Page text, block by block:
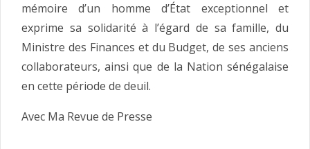
mémoire d’un homme d’État exceptionnel et
exprime sa solidarité à l’égard de sa famille, du
Ministre des Finances et du Budget, de ses anciens
collaborateurs, ainsi que de la Nation sénégalaise
en cette période de deuil.
Avec Ma Revue de Presse